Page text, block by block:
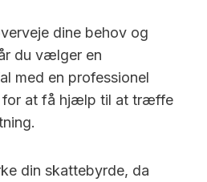
dine behov og
du vælger en
med en professionel
for at få hjælp til at træffe
din skattebyrde, da